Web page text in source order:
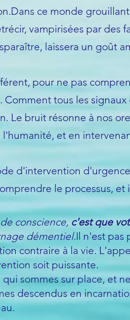
Dans ce monde
vampirisées par des
laissera un goût
pour ne pas
tous les
Le bruit résonne à nos
et en
d'intervention
le processus,
conscience,c'est que
démentiel.Il n'est pas
contraire à la vie.
soit puissante.
sommes sur place, et
descendus en